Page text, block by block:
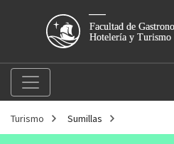
Turismo Sumillas